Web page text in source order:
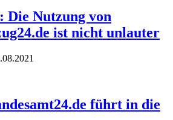
Nutzung von
ist nicht unlauter
führt in die